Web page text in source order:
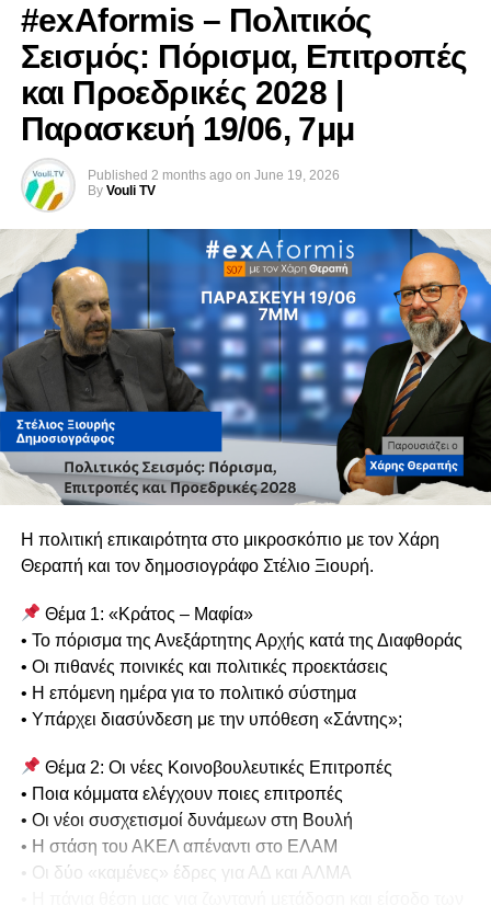
#exAformis – Πολιτικός
Σεισμός: Πόρισμα, Επιτροπές
και Προεδρικές 2028 |
Παρασκευή 19/06, 7μμ
Published 2 months ago on June 19, 2026
By Vouli TV
Η πολιτική επικαιρότητα στο μικροσκόπιο με τον Χάρη
Θεραπή και τον δημοσιογράφο Στέλιο Ξιουρή.
Θέμα 1: «Κράτος – Μαφία»
• Το πόρισμα της Ανεξάρτητης Αρχής κατά της Διαφθοράς
• Οι πιθανές ποινικές και πολιτικές προεκτάσεις
• Η επόμενη ημέρα για το πολιτικό σύστημα
• Υπάρχει διασύνδεση με την υπόθεση «Σάντης»;
Θέμα 2: Οι νέες Κοινοβουλευτικές Επιτροπές
• Ποια κόμματα ελέγχουν ποιες επιτροπές
• Οι νέοι συσχετισμοί δυνάμεων στη Βουλή
• Η στάση του ΑΚΕΛ απέναντι στο ΕΛΑΜ
• Οι δύο «καμένες» έδρες για ΑΔ και ΑΛΜΑ